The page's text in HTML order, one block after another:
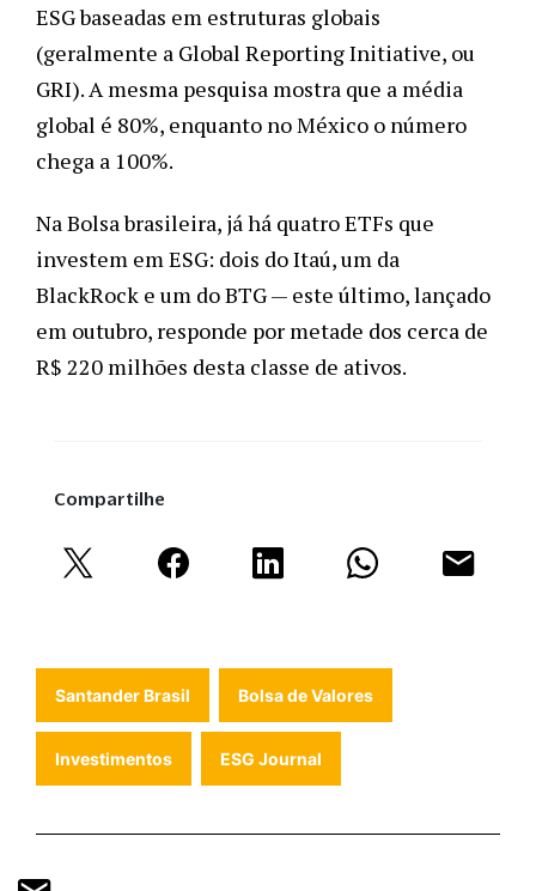
ESG baseadas em estruturas globais
(geralmente a Global Reporting Initiative, ou
GRI). A mesma pesquisa mostra que a média
global é 80%, enquanto no México o número
chega a 100%.
Na Bolsa brasileira, já há quatro ETFs que
investem em ESG: dois do Itaú, um da
BlackRock e um do BTG — este último, lançado
em outubro, responde por metade dos cerca de
R$ 220 milhões desta classe de ativos.
Compartilhe
Santander Brasil Bolsa de Valores
Investimentos ESG Journal